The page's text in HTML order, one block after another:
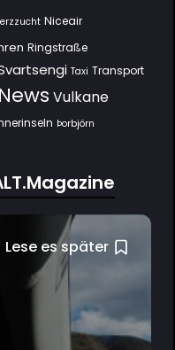
Niceair
Ringstraße
Taxi Transport
Vulkane
Þorbjörn
Lese es später